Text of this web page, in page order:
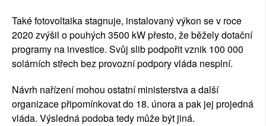
Také fotovoltaika stagnuje, instalovaný výkon se v roce
2020 zvýšil o pouhých 3500 kW přesto, že běžely dotační
programy na investice. Svůj slib podpořit vznik 100 000
solárních střech bez provozní podpory vláda nesplní.
Návrh nařízení mohou ostatní ministerstva a další
organizace připomínkovat do 18. února a pak jej projedná
vláda. Výsledná podoba tedy může být jiná.